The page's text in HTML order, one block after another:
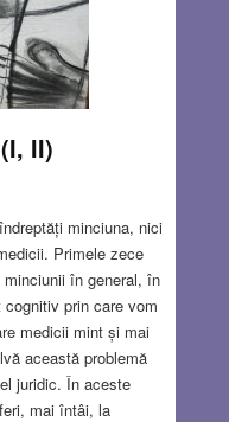
II)
minciuna, nici
Primele zece
în general, în
prin care vom
medicii mint și mai
această problemă
juridic. În aceste
mai întâi, la